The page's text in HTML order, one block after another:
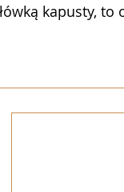
kapusty, to